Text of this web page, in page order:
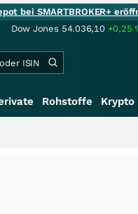
bei SMARTBROKER+
Dow Jones 54.036,10 +0,25
Rohstoffe Krypto